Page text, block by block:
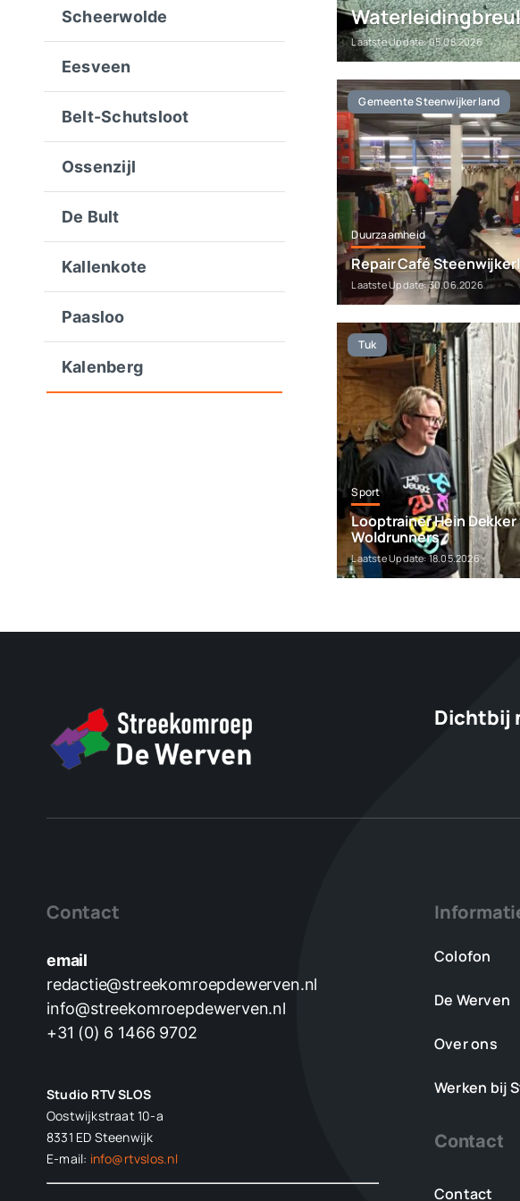
Scheerwolde
Eesveen
Belt-Schutsloot
Ossenzijl
De Bult
Kallenkote
Paasloo
Kalenberg
Laatste Update: 05.08.2026
Gemeente Steenwijkerland
Duurzaamheid
Repair Café
Laatste Update: 30.06.2026
Tuk
Sport
Looptrainer Hein
Woldrunners
Laatste Update: 18.05.2026
Dichtbij
Contact
email
redactie@streekomroepdewerven.nl
info@streekomroepdewerven.nl
+31 (0) 6 1466 9702
Studio RTV SLOS
Oostwijkstraat 10-a
8331 ED Steenwijk
E-mail: info@rtvslos.nl
Colofon
De Werven
Over ons
Werken bij
Contact
Contact